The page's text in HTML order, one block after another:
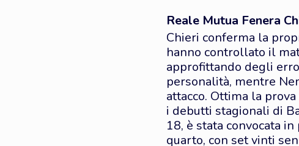
Reale Mutua Fenera
Chieri conferma la
hanno controllato il
approfittando degli
personalità, mentre
attacco. Ottima la
i debutti stagionali di
18, è stata convocata
quarto, con set vinti